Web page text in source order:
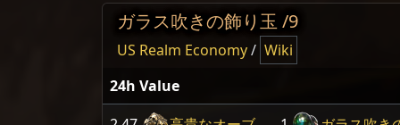
ガラス吹きの飾り玉 /9
US Realm Economy/ Wiki
24h Value